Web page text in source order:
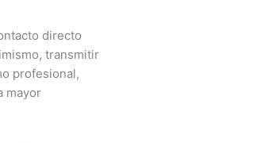
directo
transmitir
profesional,
mayor